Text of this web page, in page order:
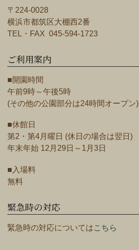
〒224-0028
横浜市都筑区大棚西2番
TEL・FAX 045-594-1723
ご利用案内
■開園時間
午前9時～午後5時
(その他の公園部分は24時間オープン)
■休館日
第2・第4月曜日 (休日の場合は翌日)
年末年始 12月29日～1月3日
■入場料
無料
緊急時の対応
緊急時の対応についてはこちら